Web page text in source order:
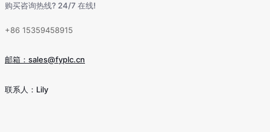
购买咨询热线? 24/7 在线!
+86 15359458915
邮箱：sales@fyplc.cn
联系人：Lily